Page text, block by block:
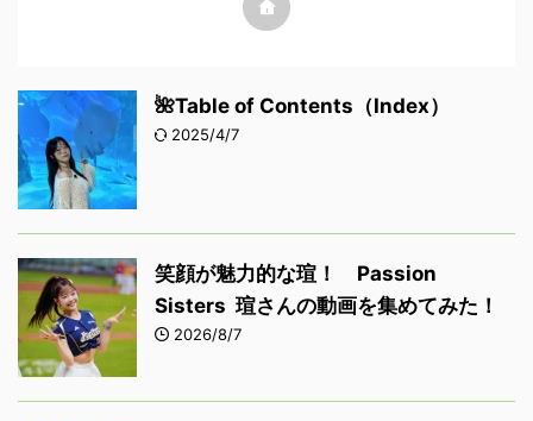
🌺Table of Contents（Index）
2025/4/7
笑顔が魅力的な瑄！ Passion
Sisters 瑄さんの動画を集めてみた！
2026/8/7